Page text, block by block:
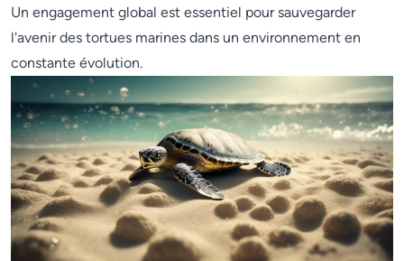
Un engagement global est essentiel pour sauvegarder
l'avenir des tortues marines dans un environnement en
constante évolution.